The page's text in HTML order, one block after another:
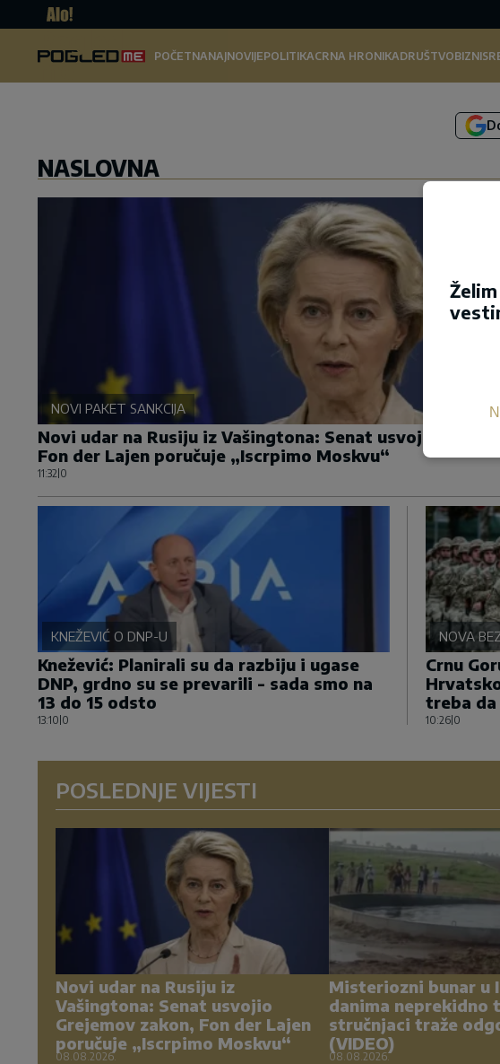
Pogled.
me POČETNANAJNOVIJEPOLITIKACRNA HRONIKADRUŠTVOBIZNIS
NASLOVNA
NOVI PAKET SANKCIJA
Novi udar na Rusiju iz Vašingtona: Senat usvojio
Fon der Lajen poručuje „Iscrpimo Moskvu“
11:32 0
KNEŽEVIĆ O DNP-U
Knežević: Planirali su da razbiju i ugase
DNP, grdno su se prevarili - sada smo na
13 do 15 odsto
13:10 0
NOVA
Crnu
treba
10:26 0
POSLEDNJE VIJESTI
Novi udar na Rusiju iz
Vašingtona: Senat usvojio
Grejemov zakon, Fon der Lajen
poručuje „Iscrpimo Moskvu“
08.08.2026.
Misteriozni bunar u
danima neprekidno
stručnjaci traže
(VIDEO)
08.08.2026.